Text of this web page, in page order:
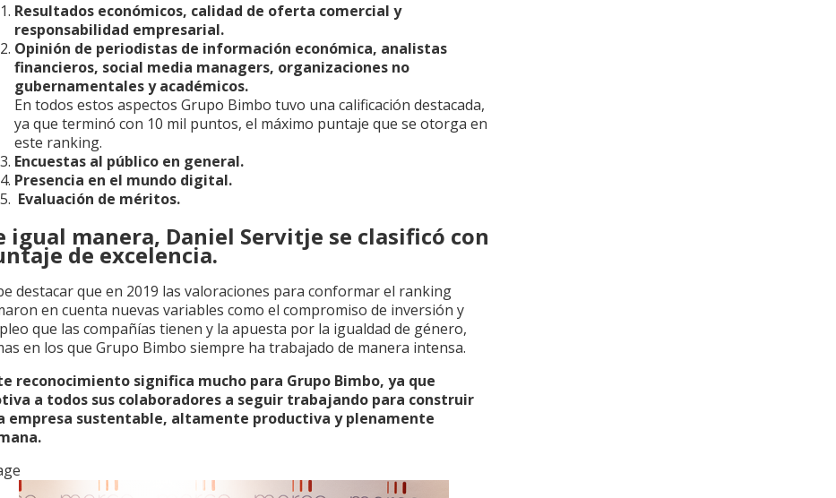
Resultados económicos, calidad de oferta comercial y
responsabilidad empresarial.
Opinión de periodistas de información económica, analistas
financieros, social media managers, organizaciones no
gubernamentales y académicos.
En todos estos aspectos Grupo Bimbo tuvo una calificación destacada,
ya que terminó con 10 mil puntos, el máximo puntaje que se otorga en
este ranking.
Encuestas al público en general.
Presencia en el mundo digital.
Evaluación de méritos.
igual manera, Daniel Servitje se clasificó con
de excelencia.
destacar que en 2019 las valoraciones para conformar el ranking
en cuenta nuevas variables como el compromiso de inversión y
que las compañías tienen y la apuesta por la igualdad de género,
en los que Grupo Bimbo siempre ha trabajado de manera intensa.
reconocimiento significa mucho para Grupo Bimbo, ya que
a todos sus colaboradores a seguir trabajando para construir
empresa sustentable, altamente productiva y plenamente